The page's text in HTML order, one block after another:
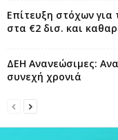
Επίτευξη στόχων για
στα €2 δισ. και
ΔΕΗ Ανανεώσιμες:
συνεχή χρονιά